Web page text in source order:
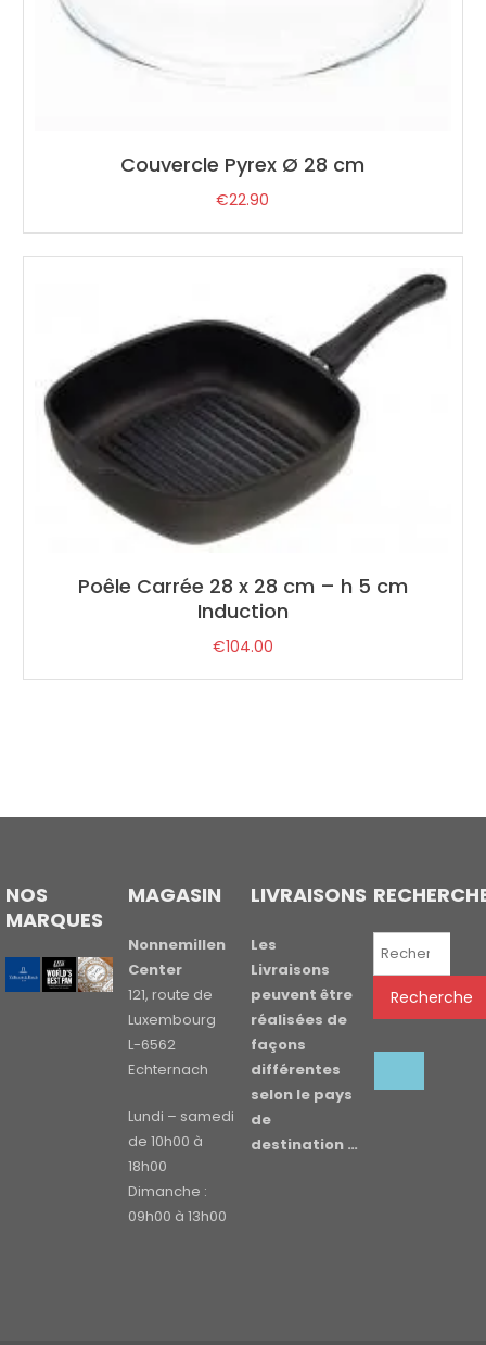
Couvercle Pyrex Ø 28 cm
€22.90
Poêle Carrée 28 x 28 cm – h 5 cm
Induction
€104.00
NOS
MARQUES
MAGASIN
Nonnemillen
Center
121, route de
Luxembourg
L-6562
Echternach
Lundi – samedi
de 10h00 à
18h00
Dimanche :
09h00 à 13h00
LIVRAISONS
Les
Livraisons
peuvent être
réalisées de
façons
différentes
selon le pays
de
destination …
Recherche
Recherche